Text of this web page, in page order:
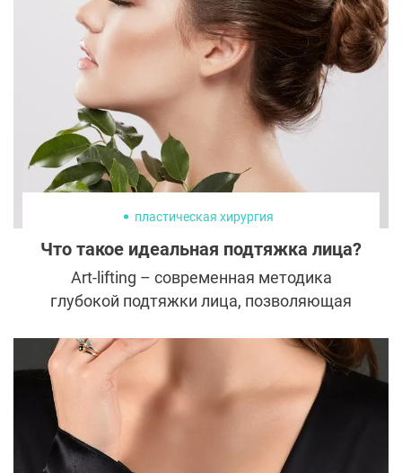
пластическая хирургия
Что такое идеальная подтяжка лица?
Art-lifting – современная методика
глубокой подтяжки лица, позволяющая
деталях. Изобретенный ученым с
мировым именем профессором
Неробеевым, Art-lifting возвращает
естественную красоту, не оставляет
видимых следов работы скальпеля и
значительно сокращает реабилитацию.